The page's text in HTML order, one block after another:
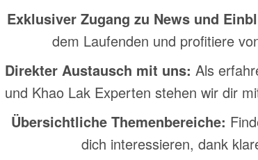
Exklusiver Zugang zu News und
dem Laufenden und profitiere
Direkter Austausch mit uns: Als
und Khao Lak Experten stehen wir dir
Übersichtliche Themenbereiche:
dich interessieren, dank